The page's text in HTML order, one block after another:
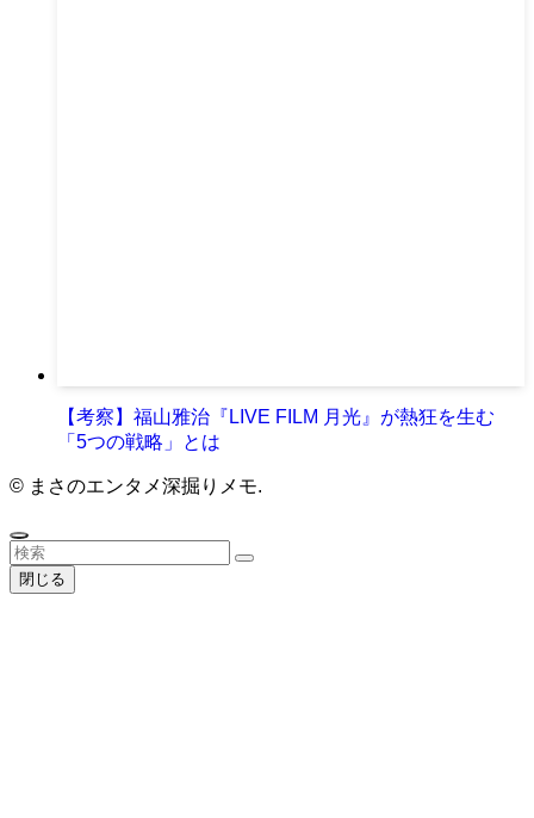
【考察】福山雅治『LIVE FILM 月光』が熱狂を生む
「5つの戦略」とは
© まさのエンタメ深掘りメモ.
閉じる